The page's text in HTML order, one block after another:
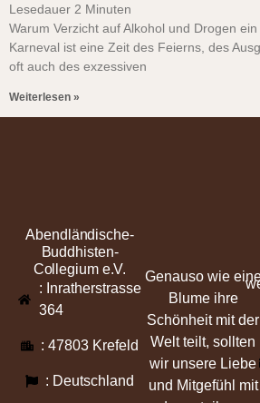
Lesedauer 2 Minuten
Warum Verzicht auf Alkohol und Drogen
Karneval ist eine Zeit des Feierns, des
oft auch des exzessiven
Weiterlesen »
Abendländische-
Buddhisten-
Collegium e.V.
: Inratherstrasse
364
: 47803 Krefeld
: Deutschland
Genauso wie
Blume ihre
Schönheit mit der
Welt teilt, sollten
wir unsere Liebe
und Mitgefühl mit